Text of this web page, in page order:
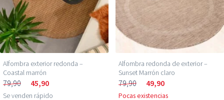
Alfombra exterior redonda –
Coastal marrón
79,90 45,90
Se venden rápido
Alfombra redonda de exterior –
Sunset Marrón claro
79,90 49,90
Pocas existencias